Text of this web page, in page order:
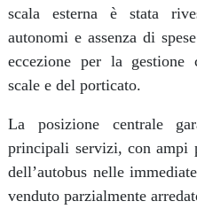
scala esterna è stata
autonomi e assenza di
eccezione per la
scale e del porticato.
La posizione centrale
principali servizi, con ampi
dell’autobus nelle
venduto parzialmente